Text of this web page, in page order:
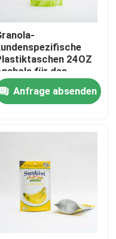
für Haustiere
24OZ
für das
der
Lebensmittel
Anfrage absenden